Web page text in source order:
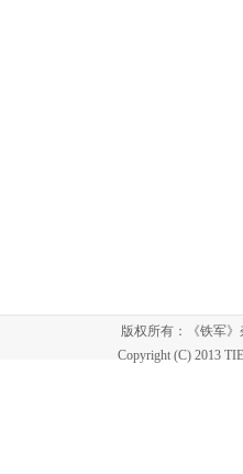
版权所有：《铁军
Copyright (C) 2013